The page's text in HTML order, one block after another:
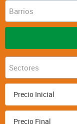
Barrios
Sectores